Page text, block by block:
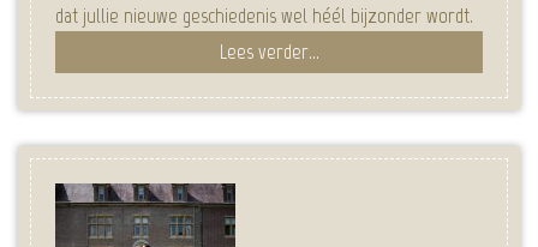
dat jullie nieuwe geschiedenis wel héél bijzonder wordt.
Lees verder...